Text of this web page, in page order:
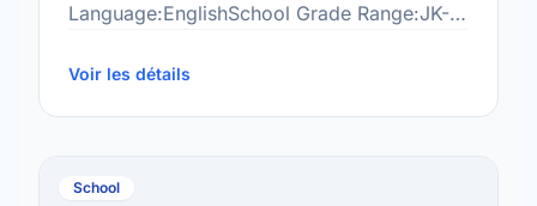
Language:EnglishSchool Grade Range:JK-
Voir les détails
School